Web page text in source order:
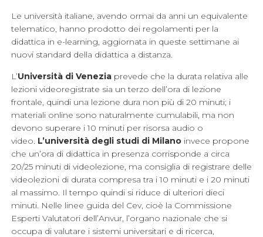
Le università italiane, avendo ormai da anni un equivalente
telematico, hanno prodotto dei regolamenti per la
didattica in e-learning, aggiornata in queste settimane ai
nuovi standard della didattica a distanza.
L’Università di Venezia prevede che la durata relativa alle
lezioni videoregistrate sia un terzo dell’ora di lezione
frontale, quindi una lezione dura non più di 20 minuti; i
materiali online sono naturalmente cumulabili, ma non
devono superare i 10 minuti per risorsa audio o
video. L’università degli studi di Milano invece propone
che un’ora di didattica in presenza corrisponde a circa
20/25 minuti di videolezione, ma consiglia di registrare delle
videolezioni di durata compresa tra i 10 minuti e i 20 minuti
al massimo. Il tempo quindi si riduce di ulteriori dieci
minuti. Nelle linee guida del Cev, cioè la Commissione
Esperti Valutatori dell’Anvur, l’organo nazionale che si
occupa di valutare i sistemi universitari e di ricerca,